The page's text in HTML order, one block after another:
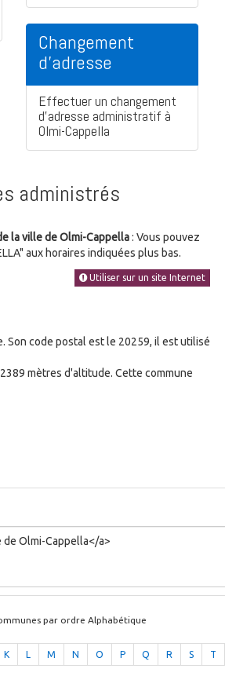
Changement
d'adresse
Effectuer un changement
d'adresse administratif à
Olmi-Cappella
administrés
la ville de Olmi-Cappella: Vous pouvez
aux horaires indiquées plus bas.
Utiliser sur un site Internet
Son code postal est le 20259, il est utilisé
mètres d'altitude. Cette commune
par ordre Alphabétique
K L M N O P Q R S T